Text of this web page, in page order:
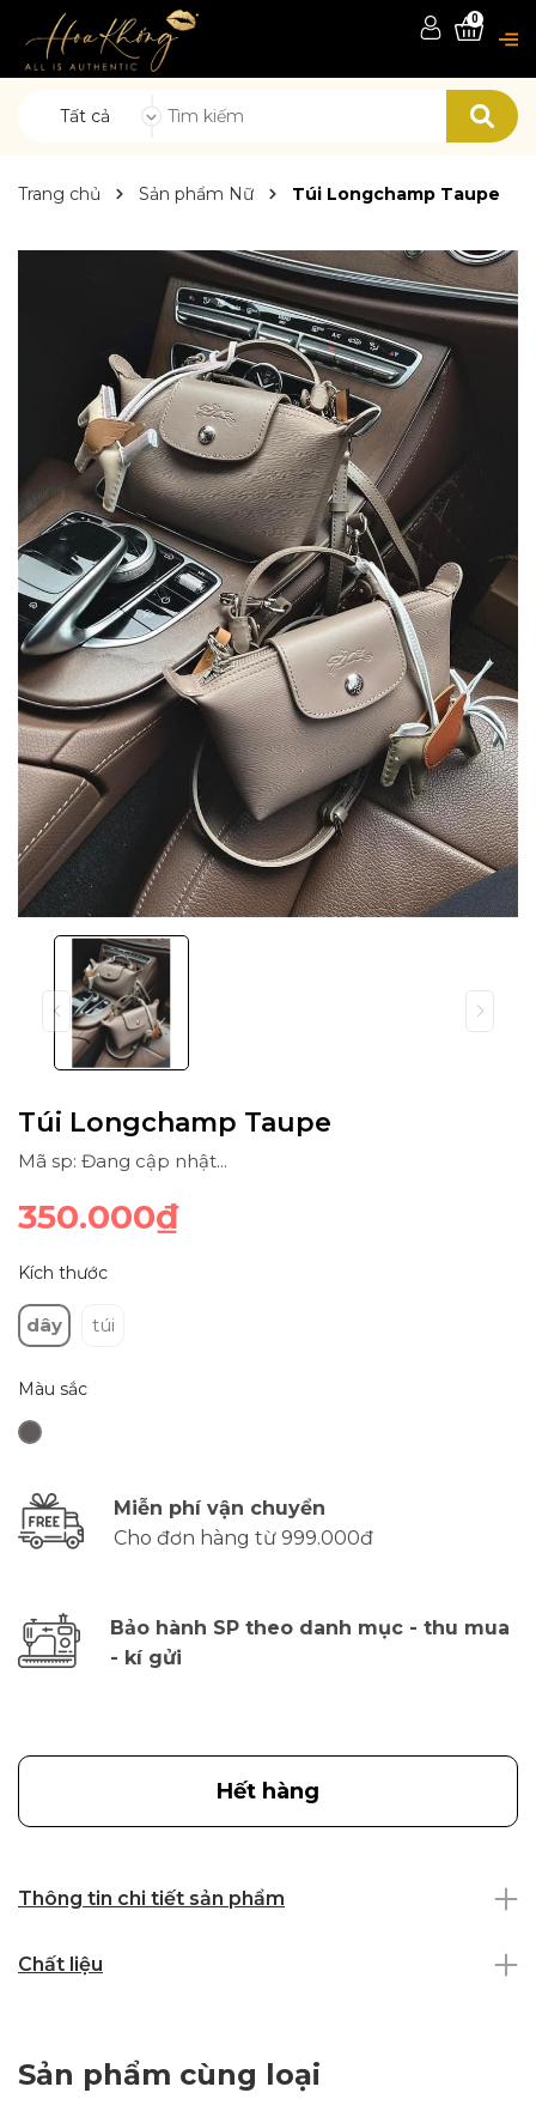
Tất cả
0
Trang chủ Sản phẩm Nữ Túi Longchamp Taupe
Túi Longchamp Taupe
Mã sp: Đang cập nhật...
350.000₫
Kích thước
dây túi
Màu sắc
Miễn phí vận chuyển
Cho đơn hàng từ 999.000đ
Bảo hành SP theo danh mục - thu mua
- kí gửi
Hết hàng
Thông tin chi tiết sản phẩm
Chất liệu
Sản phẩm cùng loại